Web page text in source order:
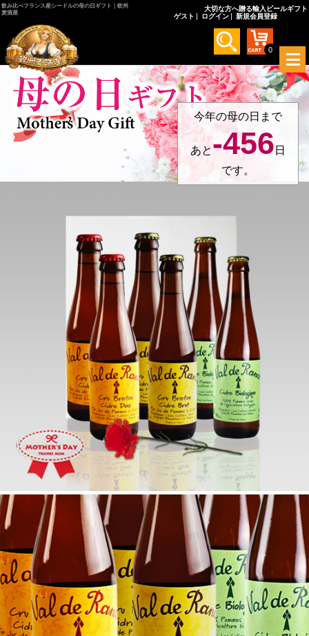
飲み比べフランス産シードルの母の日ギフト｜欧州
麦酒屋
大切な方へ贈る輸入ビールギフト
ゲスト
ログイン 新規会員登録
0
メ
ニ
ュ
ー
を
今年の母の日まで
あと-456 日
です。